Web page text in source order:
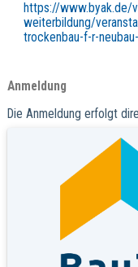
https://www.byak.de/
weiterbildung/
trockenbau-f-r-
Anmeldung
Die Anmeldung erfolgt